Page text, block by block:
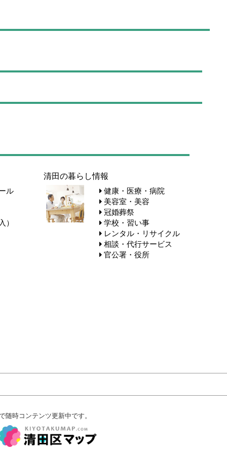
ル
清田の暮らし情報
健康・医療・病院
美容室・美容
冠婚葬祭
学校・習い事
レンタル・リサイクル
相談・代行サービス
官公署・役所
時コンテンツ更新中です。